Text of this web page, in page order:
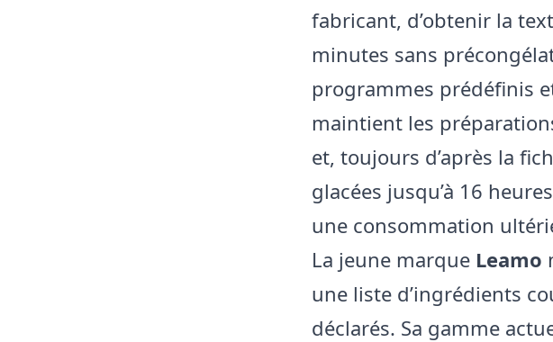
fabricant, d’obtenir la
minutes sans
programmes prédéfinis
maintient les
et, toujours d’après la
glacées jusqu’à 16
une consommation
La jeune marque Leamo
une liste d’ingrédients
déclarés. Sa gamme